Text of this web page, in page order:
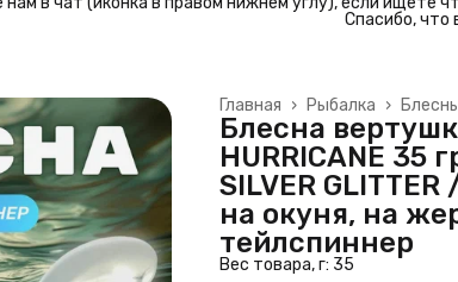
Спасибо, что
Рыбалка ›
Главная ›
Блесна
HURRICANE 35
SILVER
на окуня, на
тейлспиннер
Вес товара, г: 35